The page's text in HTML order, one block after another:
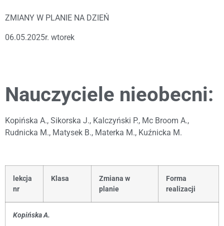
ZMIANY W PLANIE NA DZIEŃ
06.05.2025r. wtorek
Nauczyciele nieobecni:
Kopińska A., Sikorska J., Kalczyński P., Mc Broom A.,
Rudnicka M., Matysek B., Materka M., Kuźnicka M.
lekcja
nr
Klasa
Zmiana w
planie
Forma
realizacji
Kopińska A.